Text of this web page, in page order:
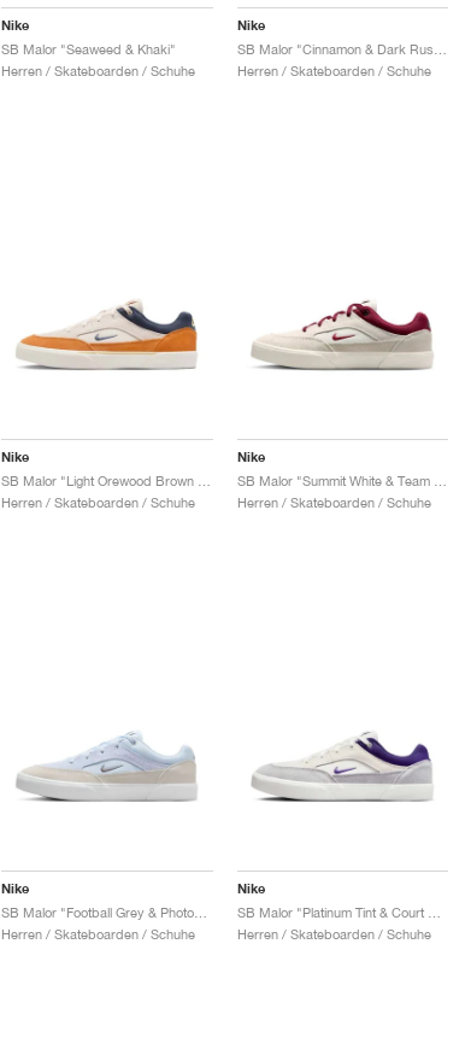
Nike
SB Malor "Seaweed & Khaki"
Herren / Skateboarden / Schuhe
Nike
Herren / Skateboarden / Schuhe
Nike
Herren / Skateboarden / Schuhe
Nike
Herren / Skateboarden / Schuhe
Nike
SB Malor "Football Grey & Photon Dust"
Herren / Skateboarden / Schuhe
Nike
Herren / Skateboarden / Schuhe